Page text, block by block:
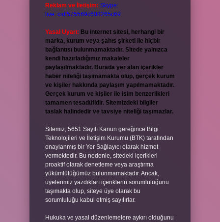
Reklam ve İletişim: Skype:
live:.cid.575569c608265c69
Yasal Uyarı: Bu internet sitesi, herhangi bir
marka, kurum veya şahıs şirketi ile hiçbir
bağlantısı bulunmamaktadır. Sitede yalnızca
kendi hazırladığımız makaleler
paylaşılmaktadır. Burada yer alan içerikler
haber niteliği taşımamakta olup, gerçek kurum
ve kişiler hakkında paylaşım yapılmamaktadır.
Gerçek kurum ve kişiler ile isim benzerlikleri
tamamen tesadüfidir. Sitemizdeki bilgiler
taslak halindedir ve tavsiye niteliği taşımazlar.
Sitemiz, 5651 Sayılı Kanun gereğince Bilgi
Teknolojileri ve İletişim Kurumu (BTK) tarafından
onaylanmış bir Yer Sağlayıcı olarak hizmet
vermektedir. Bu nedenle, sitedeki içerikleri
proaktif olarak denetleme veya araştırma
yükümlülüğümüz bulunmamaktadır. Ancak,
üyelerimiz yazdıkları içeriklerin sorumluluğunu
taşımakta olup, siteye üye olarak bu
sorumluluğu kabul etmiş sayılırlar.
Hukuka ve yasal düzenlemelere aykırı olduğunu